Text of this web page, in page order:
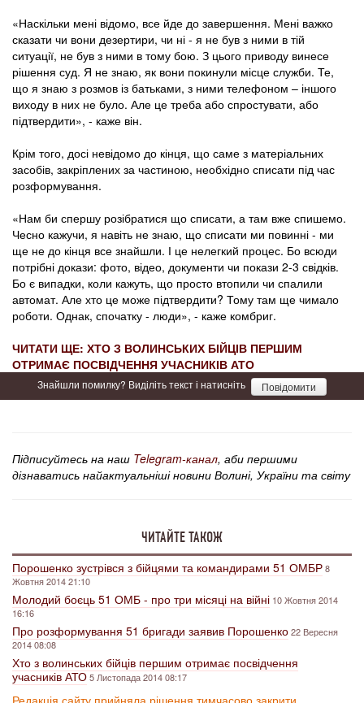
«Наскільки мені відомо, все йде до завершення. Мені важко
сказати чи вони дезертири, чи ні - я не був з ними в тій
ситуації, не був з ними в тому бою. З цього приводу винесе
рішення суд. Я не знаю, як вони покинули місце служби. Те,
що я знаю з розмов із батьками, з ними телефоном – іншого
виходу в них не було. Але це треба або спростувати, або
підтвердити», - каже він.
Крім того, досі невідомо до кінця, що саме з матеріальних
засобів, закріплених за частиною, необхідно списати під час
розформування.
«Нам би спершу розібратися що списати, а там вже спишемо.
Чесно кажучи, я навіть не знаю, що списати ми повинні - ми
ще не до кінця все знайшли. І це нелегкий процес. Бо всюди
потрібні докази: фото, відео, документи чи покази 2-3 свідків.
Бо є випадки, коли кажуть, що просто втопили чи спалили
автомат. Але хто це може підтвердити? Тому там ще чимало
роботи. Однак, спочатку - люди», - каже комбриг.
ЧИТАТИ ЩЕ: ХТО З ВОЛИНСЬКИХ БІЙЦІВ ПЕРШИМ
ОТРИМАЄ ПОСВІДЧЕННЯ УЧАСНИКІВ АТО
Знайшли помилку? Виділіть текст і натисніть Повідомити
Підписуйтесь на наш Telegram-канал, аби першими
дізнаватись найактуальніші новини Волині, України та світу
ЧИТАЙТЕ ТАКОЖ
Порошенко зустрівся з бійцями та командирами 51 ОМБР8
Жовтня 2014 21:10
Молодий боєць 51 ОМБ - про три місяці на війні 10 Жовтня 2014
16:16
Про розформування 51 бригади заявив Порошенко22 Вересня
2014 08:08
Хто з волинських бійців першим отримає посвідчення
учасників АТО5 Листопада 2014 08:17
Редакція сайту прийняла рішення тимчасово закрити